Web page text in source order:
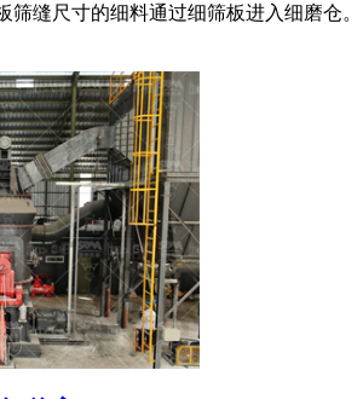
筛缝尺寸的细料通过细筛板进入细磨仓。